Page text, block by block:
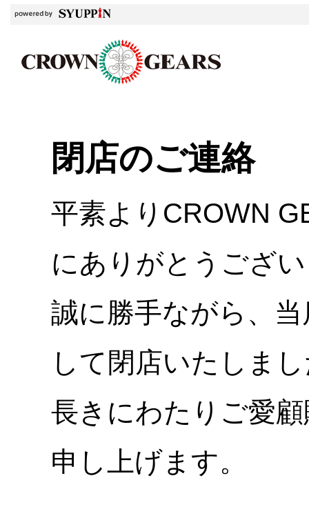
閉店のご連絡
平素よりCROWN
にありがとうござ
誠に勝手ながら、
して閉店いたしま
長きにわたりご愛
申し上げます。